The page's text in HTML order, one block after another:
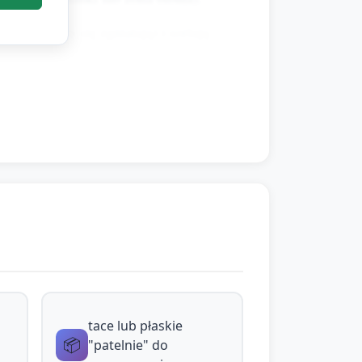
czy się zgniatają) i sortują
przekazywanie frytek kolegom.
ziemniaka, zioła, neutralny
📦
tace lub płaskie
"patelnie" do